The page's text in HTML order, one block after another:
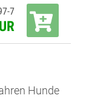
7
Hunde